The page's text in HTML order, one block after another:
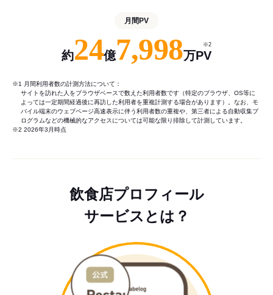
月間PV
約24億7,998万PV
※2
※1 月間利用者数の計測方法について：
サイトを訪れた人をブラウザベースで数えた利用者数です（特定のブラウザ、OS等に
よっては一定期間経過後に再訪した利用者を重複計測する場合があります）。なお、モ
バイル端末のウェブページ高速表示に伴う利用者数の重複や、第三者による自動収集プ
ログラムなどの機械的なアクセスについては可能な限り排除して計測しています。
※2 2026年3月時点
飲食店プロフィール
サービスとは？